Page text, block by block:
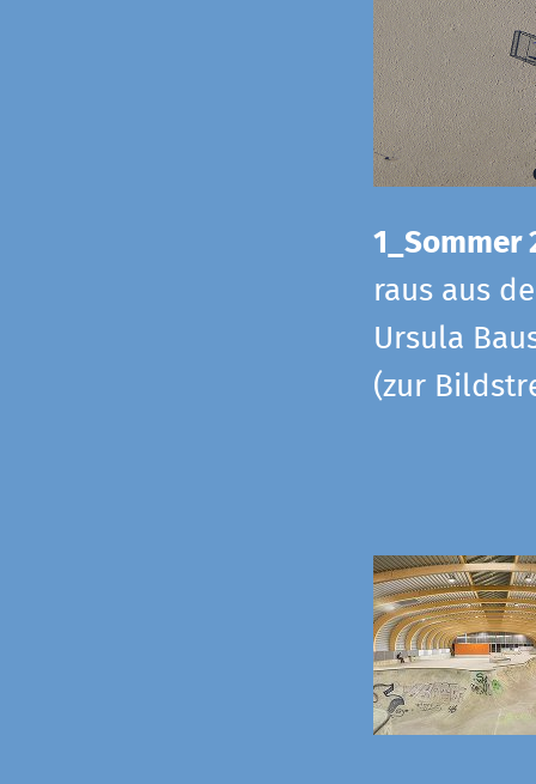
raus aus
Ursula
(zur